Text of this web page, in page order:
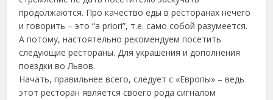
продолжаются. Про качество еды в ресторанах нечего
и говорить – это “a priori”, т.е. само собой разумеется.
А потому, настоятельно рекомендуем посетить
следующие рестораны. Для украшения и дополнения
поездки во Львов.
Начать, правильнее всего, следует с «Европы» – ведь
этот ресторан является своего рода сигналом